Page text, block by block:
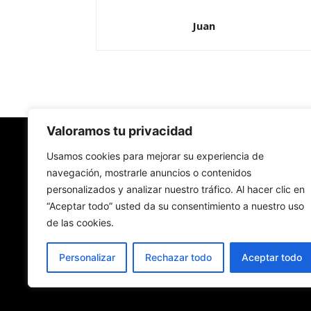
Valoramos tu privacidad
Usamos cookies para mejorar su experiencia de
navegación, mostrarle anuncios o contenidos
personalizados y analizar nuestro tráfico. Al hacer clic en
“Aceptar todo” usted da su consentimiento a nuestro uso
de las cookies.
Personalizar Rechazar todo Aceptar todo
Juan
Redes Cristianas
Una mirada alternativa sobre la Iglesia católica
- Colectivos de Redes Cristianas